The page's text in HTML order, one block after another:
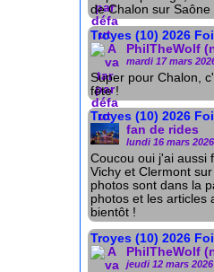
de Chalon sur Saône
Troyes (10) 2026
PhilTheWolf
mardi 17 mars
Super pour Chalon,
fête !
Troyes (10) 2026
fan de rides
lundi 16 mars
Coucou oui j'ai aussi
Vichy et Clermont
photos sont dans la
photos et les articles
bientôt !
Troyes (10) 2026
PhilTheWolf
jeudi 12 mars